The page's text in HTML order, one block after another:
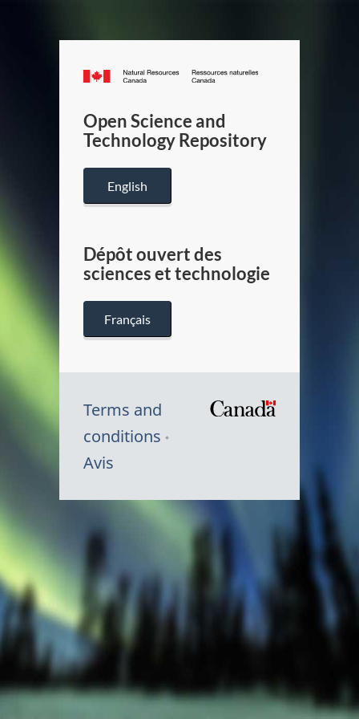
Canada.ca
/
Canada
Open Science and
Technology Repository
English
Dépôt ouvert des
sciences et technologie
Français
Terms and
conditions
Avis
Canada